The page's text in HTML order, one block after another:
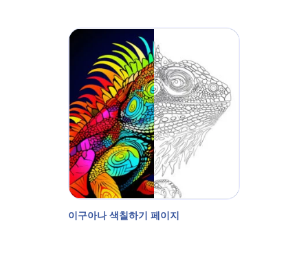
이구아나 색칠하기 페이지